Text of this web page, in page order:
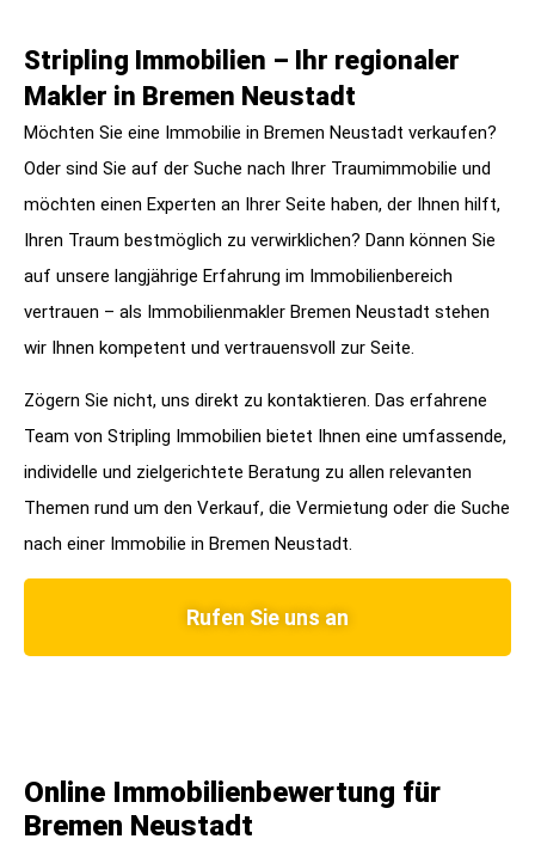
Stripling Immobilien – Ihr regionaler
Makler in Bremen Neustadt
Möchten Sie eine Immobilie in Bremen Neustadt verkaufen?
Oder sind Sie auf der Suche nach Ihrer Traumimmobilie und
möchten einen Experten an Ihrer Seite haben, der Ihnen hilft,
Ihren Traum bestmöglich zu verwirklichen? Dann können Sie
auf unsere langjährige Erfahrung im Immobilienbereich
vertrauen – als Immobilienmakler Bremen Neustadt stehen
wir Ihnen kompetent und vertrauensvoll zur Seite.
Zögern Sie nicht, uns direkt zu kontaktieren. Das erfahrene
Team von Stripling Immobilien bietet Ihnen eine umfassende,
individelle und zielgerichtete Beratung zu allen relevanten
Themen rund um den Verkauf, die Vermietung oder die Suche
nach einer Immobilie in Bremen Neustadt.
Rufen Sie uns an
Online Immobilienbewertung für
Bremen Neustadt